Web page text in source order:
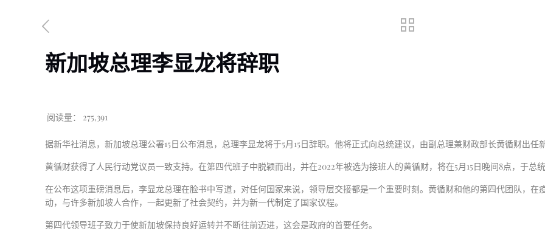
新加坡总理李显龙将辞职
阅读量： 275,391
据新华社消息，新加坡总理公署15日公布消息，总理李显龙将于5月15日辞职。他将正式向总统建议，由副总理兼财政部长黄循财出任新
黄循财获得了人民行动党议员一致支持。在第四代班子中脱颖而出，并在2022年被选为接班人的黄循财，将在5月15日晚间8点，于总统
在公布这项重磅消息后，李显龙总理在脸书中写道，对任何国家来说，领导层交接都是一个重要时刻。黄循财和他的第四代团队，
动，与许多新加坡人合作，一起更新了社会契约，并为新一代制定了国家议程。
第四代领导班子致力于使新加坡保持良好运转并不断往前迈进，这会是政府的首要任务。